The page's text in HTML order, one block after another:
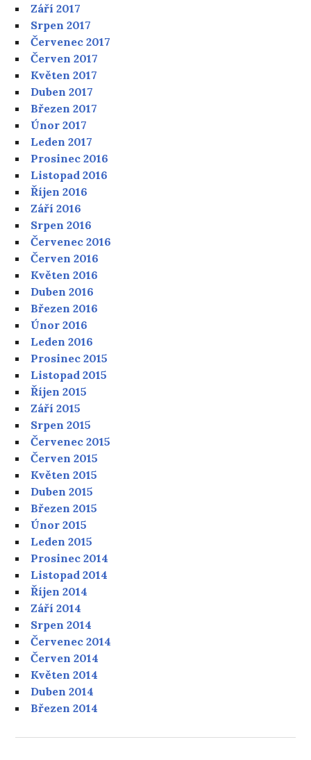
Září 2017
Srpen 2017
Červenec 2017
Červen 2017
Květen 2017
Duben 2017
Březen 2017
Únor 2017
Leden 2017
Prosinec 2016
Listopad 2016
Říjen 2016
Září 2016
Srpen 2016
Červenec 2016
Červen 2016
Květen 2016
Duben 2016
Březen 2016
Únor 2016
Leden 2016
Prosinec 2015
Listopad 2015
Říjen 2015
Září 2015
Srpen 2015
Červenec 2015
Červen 2015
Květen 2015
Duben 2015
Březen 2015
Únor 2015
Leden 2015
Prosinec 2014
Listopad 2014
Říjen 2014
Září 2014
Srpen 2014
Červenec 2014
Červen 2014
Květen 2014
Duben 2014
Březen 2014